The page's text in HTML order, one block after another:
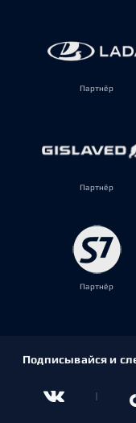
Партнёр
Партнёр
Партнёр
Подписывайся и